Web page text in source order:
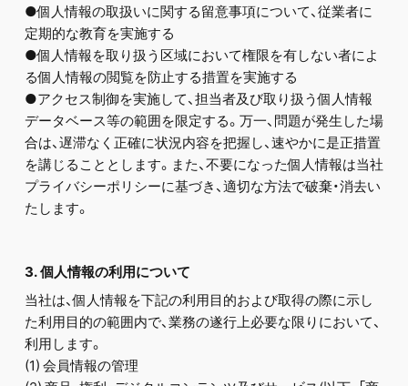
●個人情報の取扱いに関する留意事項について、従業者に
定期的な教育を実施する
●個人情報を取り扱う区域において権限を有しない者によ
る個人情報の閲覧を防止する措置を実施する
●アクセス制御を実施して、担当者及び取り扱う個人情報
データベース等の範囲を限定する。万一、問題が発生した場
合は、遅滞なく正確に状況内容を把握し、速やかに是正措置
を講じることとします。また、不要になった個人情報は当社
プライバシーポリシーに基づき、適切な方法で破棄・消去い
たします。
3. 個人情報の利用について
当社は、個人情報を下記の利用目的および取得の際に示し
た利用目的の範囲内で、業務の遂行上必要な限りにおいて、
利用します。
(1) 会員情報の管理